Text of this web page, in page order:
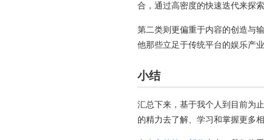
合，通过高密度的快速迭代来探
第二类则更偏重于内容的创造与
他那些立足于传统平台的娱乐产
小结
汇总下来，基于我个人到目前为
的精力去了解、学习和掌握更多